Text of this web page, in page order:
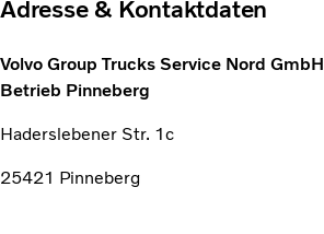
Adresse & Kontaktdaten
Volvo Group Trucks Service Nord GmbH
Betrieb Pinneberg
Haderslebener Str. 1c
25421 Pinneberg